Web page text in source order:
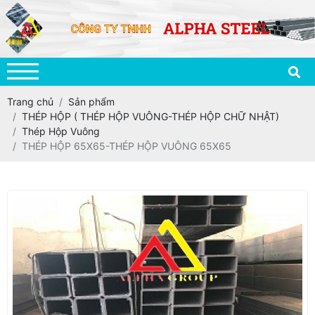
Trang chủ
Sản phẩm
THÉP HỘP ( THÉP HỘP VUÔNG-THÉP HỘP CHỮ NHẬT)
Thép Hộp Vuông
THÉP HỘP 65X65-THÉP HỘP VUÔNG 65X65